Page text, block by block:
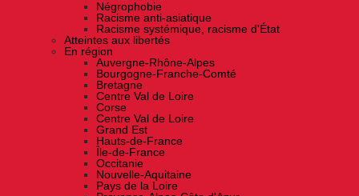
Négrophobie
Racisme anti-asiatique
Racisme systémique, racisme d'État
Atteintes aux libertés
En région
Auvergne-Rhône-Alpes
Bourgogne-Franche-Comté
Bretagne
Centre Val de Loire
Corse
Centre Val de Loire
Grand Est
Hauts-de-France
Île-de-France
Occitanie
Nouvelle-Aquitaine
Pays de la Loire